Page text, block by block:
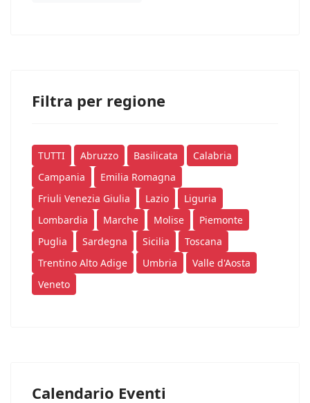
Filtra per regione
TUTTI Abruzzo Basilicata
Calabria
Campania
Emilia Romagna
Friuli Venezia Giulia
Lazio
Liguria
Lombardia
Marche Molise
Piemonte
Puglia
Sardegna Sicilia
Toscana
Trentino Alto Adige
Umbria
Valle d'Aosta
Veneto
Calendario Eventi